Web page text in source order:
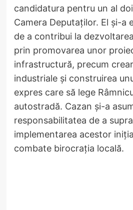
candidatura pentru un al
Camera Deputaților. El și-a
de a contribui la
prin promovarea unor
infrastructură, precum
industriale și construirea
expres care să lege
autostradă. Cazan și-a
responsabilitatea de a
implementarea acestor
combate birocrația locală.